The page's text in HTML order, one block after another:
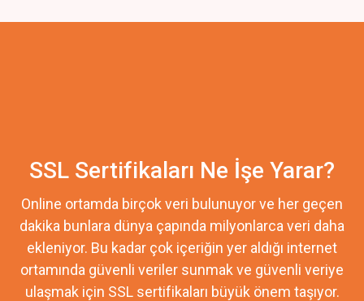
SSL Sertifikaları Ne İşe Yarar?
Online ortamda birçok veri bulunuyor ve her geçen
dakika bunlara dünya çapında milyonlarca veri daha
ekleniyor. Bu kadar çok içeriğin yer aldığı internet
ortamında güvenli veriler sunmak ve güvenli veriye
ulaşmak için SSL sertifikaları büyük önem taşıyor.